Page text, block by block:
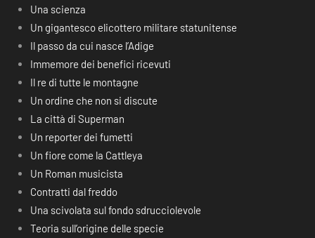
Una scienza
Un gigantesco elicottero militare statunitense
Il passo da cui nasce l’Adige
Immemore dei benefici ricevuti
Il re di tutte le montagne
Un ordine che non si discute
La città di Superman
Un reporter dei fumetti
Un fiore come la Cattleya
Un Roman musicista
Contratti dal freddo
Una scivolata sul fondo sdrucciolevole
Teoria sull’origine delle specie